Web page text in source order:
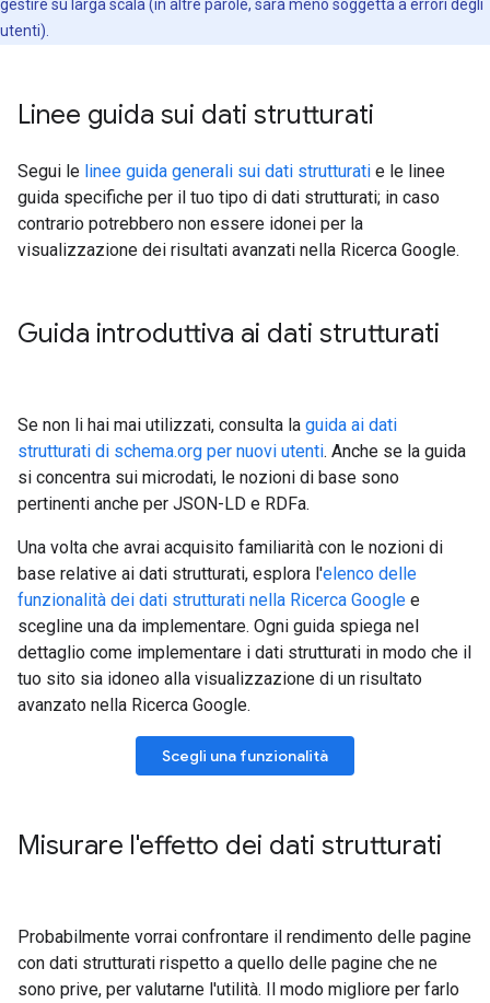
gestire su larga scala (in altre parole, sarà meno soggetta a errori degli
utenti).
Linee guida sui dati strutturati
Segui le linee guida generali sui dati strutturati e le linee
guida specifiche per il tuo tipo di dati strutturati; in caso
contrario potrebbero non essere idonei per la
visualizzazione dei risultati avanzati nella Ricerca Google.
Guida introduttiva ai dati strutturati
Se non li hai mai utilizzati, consulta la guida ai dati
strutturati di schema.org per nuovi utenti. Anche se la guida
si concentra sui microdati, le nozioni di base sono
pertinenti anche per JSON-LD e RDFa.
Una volta che avrai acquisito familiarità con le nozioni di
base relative ai dati strutturati, esplora l'elenco delle
funzionalità dei dati strutturati nella Ricerca Google e
scegline una da implementare. Ogni guida spiega nel
dettaglio come implementare i dati strutturati in modo che il
tuo sito sia idoneo alla visualizzazione di un risultato
avanzato nella Ricerca Google.
Scegli una funzionalità
Misurare l'effetto dei dati strutturati
Probabilmente vorrai confrontare il rendimento delle pagine
con dati strutturati rispetto a quello delle pagine che ne
sono prive, per valutarne l'utilità. Il modo migliore per farlo